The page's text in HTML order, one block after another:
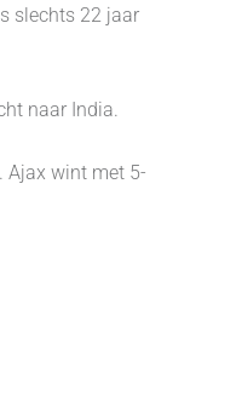
slechts 22 jaar
naar India.
Ajax wint met 5-